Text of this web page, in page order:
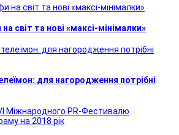
на світ та нові «максі-мінімалки»
для нагородження потрібні